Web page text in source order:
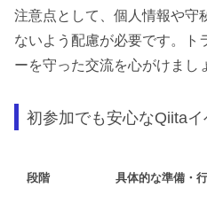
注意点として、個人情報や守
ないよう配慮が必要です。ト
ーを守った交流を心がけまし
初参加でも安心なQiita
段階 具体的な準備・